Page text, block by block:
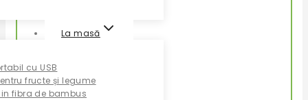
La masă
cu USB
fructe și legume
fibra de bambus